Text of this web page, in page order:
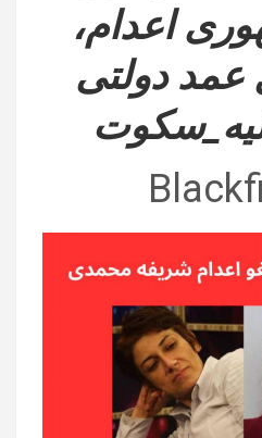
اعدام،
عمد دولتی